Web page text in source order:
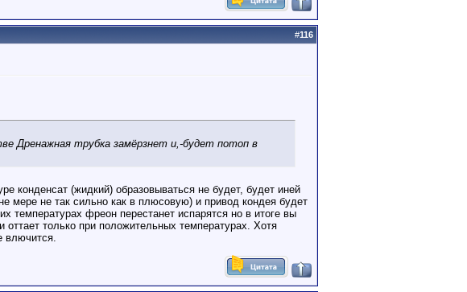
#116
Дренажная трубка замёрзнет и,-будет потоп в
конденсат (жидкий) образовываться не будет, будет иней
мере не так сильно как в плюсовую) и привод кондея будет
температурах фреон перестанет испарятся но в итоге вы
только при положительных температурах. Хотя
влючится.